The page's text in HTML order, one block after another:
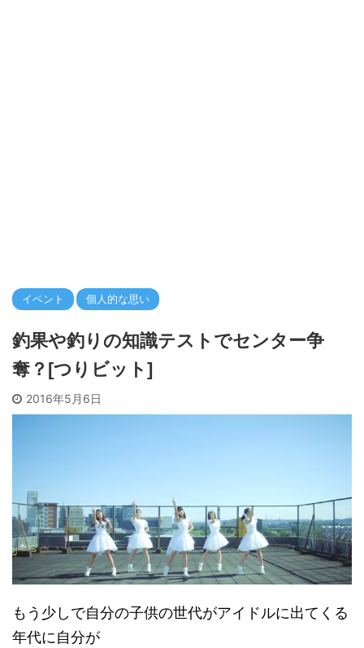
イベント 個人的な思い
釣果や釣りの知識テストでセンター争
奪？[つりビット]
2016年5月6日
もう少しで自分の子供の世代がアイドルに出てくる
年代に自分が